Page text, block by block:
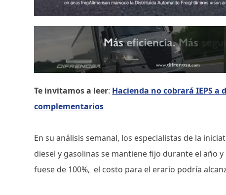
Te invitamos a leer: Hacienda no cobrará IEPS
complementarios
En su análisis semanal, los especialistas de la
diesel y gasolinas se mantiene fijo durante el año
fuese de 100%, el costo para el erario podría